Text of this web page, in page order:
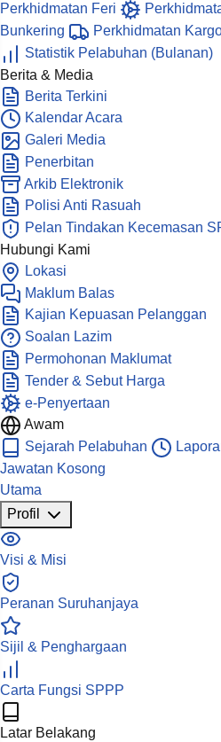
Perkhidmatan Feri
Bunkering
Perkhidmatan
Statistik Pelabuhan (Bulanan)
Berita & Media
Berita Terkini
Kalendar Acara
Galeri Media
Penerbitan
Arkib Elektronik
Polisi Anti Rasuah
Pelan Tindakan Kecemasan
Hubungi Kami
Lokasi
Maklum Balas
Kajian Kepuasan Pelanggan
Soalan Lazim
Permohonan Maklumat
Tender & Sebut Harga
e-Penyertaan
Awam
Sejarah Pelabuhan
Jawatan Kosong
Utama
Profil
Visi & Misi
Peranan Suruhanjaya
Sijil & Penghargaan
Carta Fungsi SPPP
Latar Belakang